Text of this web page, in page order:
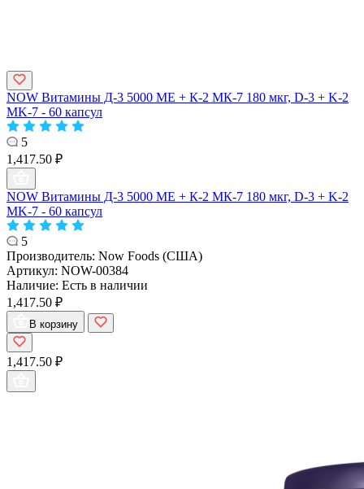
NOW Витамины Д-3 5000 МЕ + К-2 МК-7 180 мкг, D-3 + K-2
MK-7 - 60 капсул
5
1,417.50 ₽
NOW Витамины Д-3 5000 МЕ + К-2 МК-7 180 мкг, D-3 + K-2
MK-7 - 60 капсул
5
Производитель: Now Foods (США)
Артикул: NOW-00384
Наличие: Есть в наличии
1,417.50 ₽
В корзину
1,417.50 ₽